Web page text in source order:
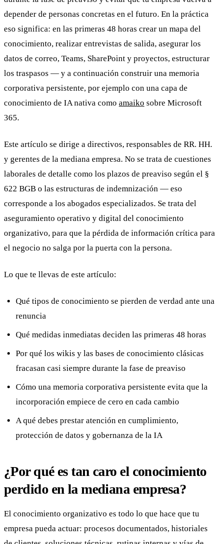
depender de personas concretas en el futuro. En la práctica
eso significa: en las primeras 48 horas crear un mapa del
conocimiento, realizar entrevistas de salida, asegurar los
datos de correo, Teams, SharePoint y proyectos, estructurar
los traspasos — y a continuación construir una memoria
corporativa persistente, por ejemplo con una capa de
conocimiento de IA nativa como amaiko sobre Microsoft
365.
Este artículo se dirige a directivos, responsables de RR. HH.
y gerentes de la mediana empresa. No se trata de cuestiones
laborales de detalle como los plazos de preaviso según el §
622 BGB o las estructuras de indemnización — eso
corresponde a los abogados especializados. Se trata del
aseguramiento operativo y digital del conocimiento
organizativo, para que la pérdida de información crítica para
el negocio no salga por la puerta con la persona.
Lo que te llevas de este artículo:
Qué tipos de conocimiento se pierden de verdad ante una
renuncia
Qué medidas inmediatas deciden las primeras 48 horas
Por qué los wikis y las bases de conocimiento clásicas
fracasan casi siempre durante la fase de preaviso
Cómo una memoria corporativa persistente evita que la
incorporación empiece de cero en cada cambio
A qué debes prestar atención en cumplimiento,
protección de datos y gobernanza de la IA
¿Por qué es tan caro el conocimiento
perdido en la mediana empresa?
El conocimiento organizativo es todo lo que hace que tu
empresa pueda actuar: procesos documentados, historiales